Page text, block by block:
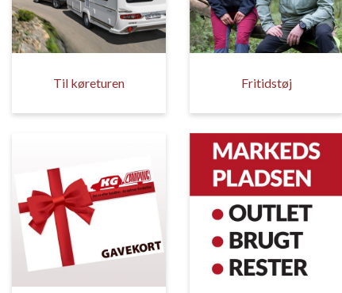
Til køreturen Fritidstøj